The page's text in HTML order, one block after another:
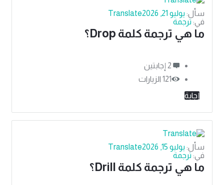
Translate سأل: يوليو 21, 2026
في: ترجمة
ما هي ترجمة كلمة Drop؟
‫2 إجابتين
121 الزيارات
إجابة
Translate سأل: يوليو 15, 2026
في: ترجمة
ما هي ترجمة كلمة Drill؟